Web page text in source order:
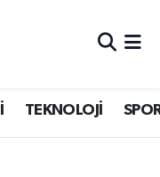
TEKNOLOJİ